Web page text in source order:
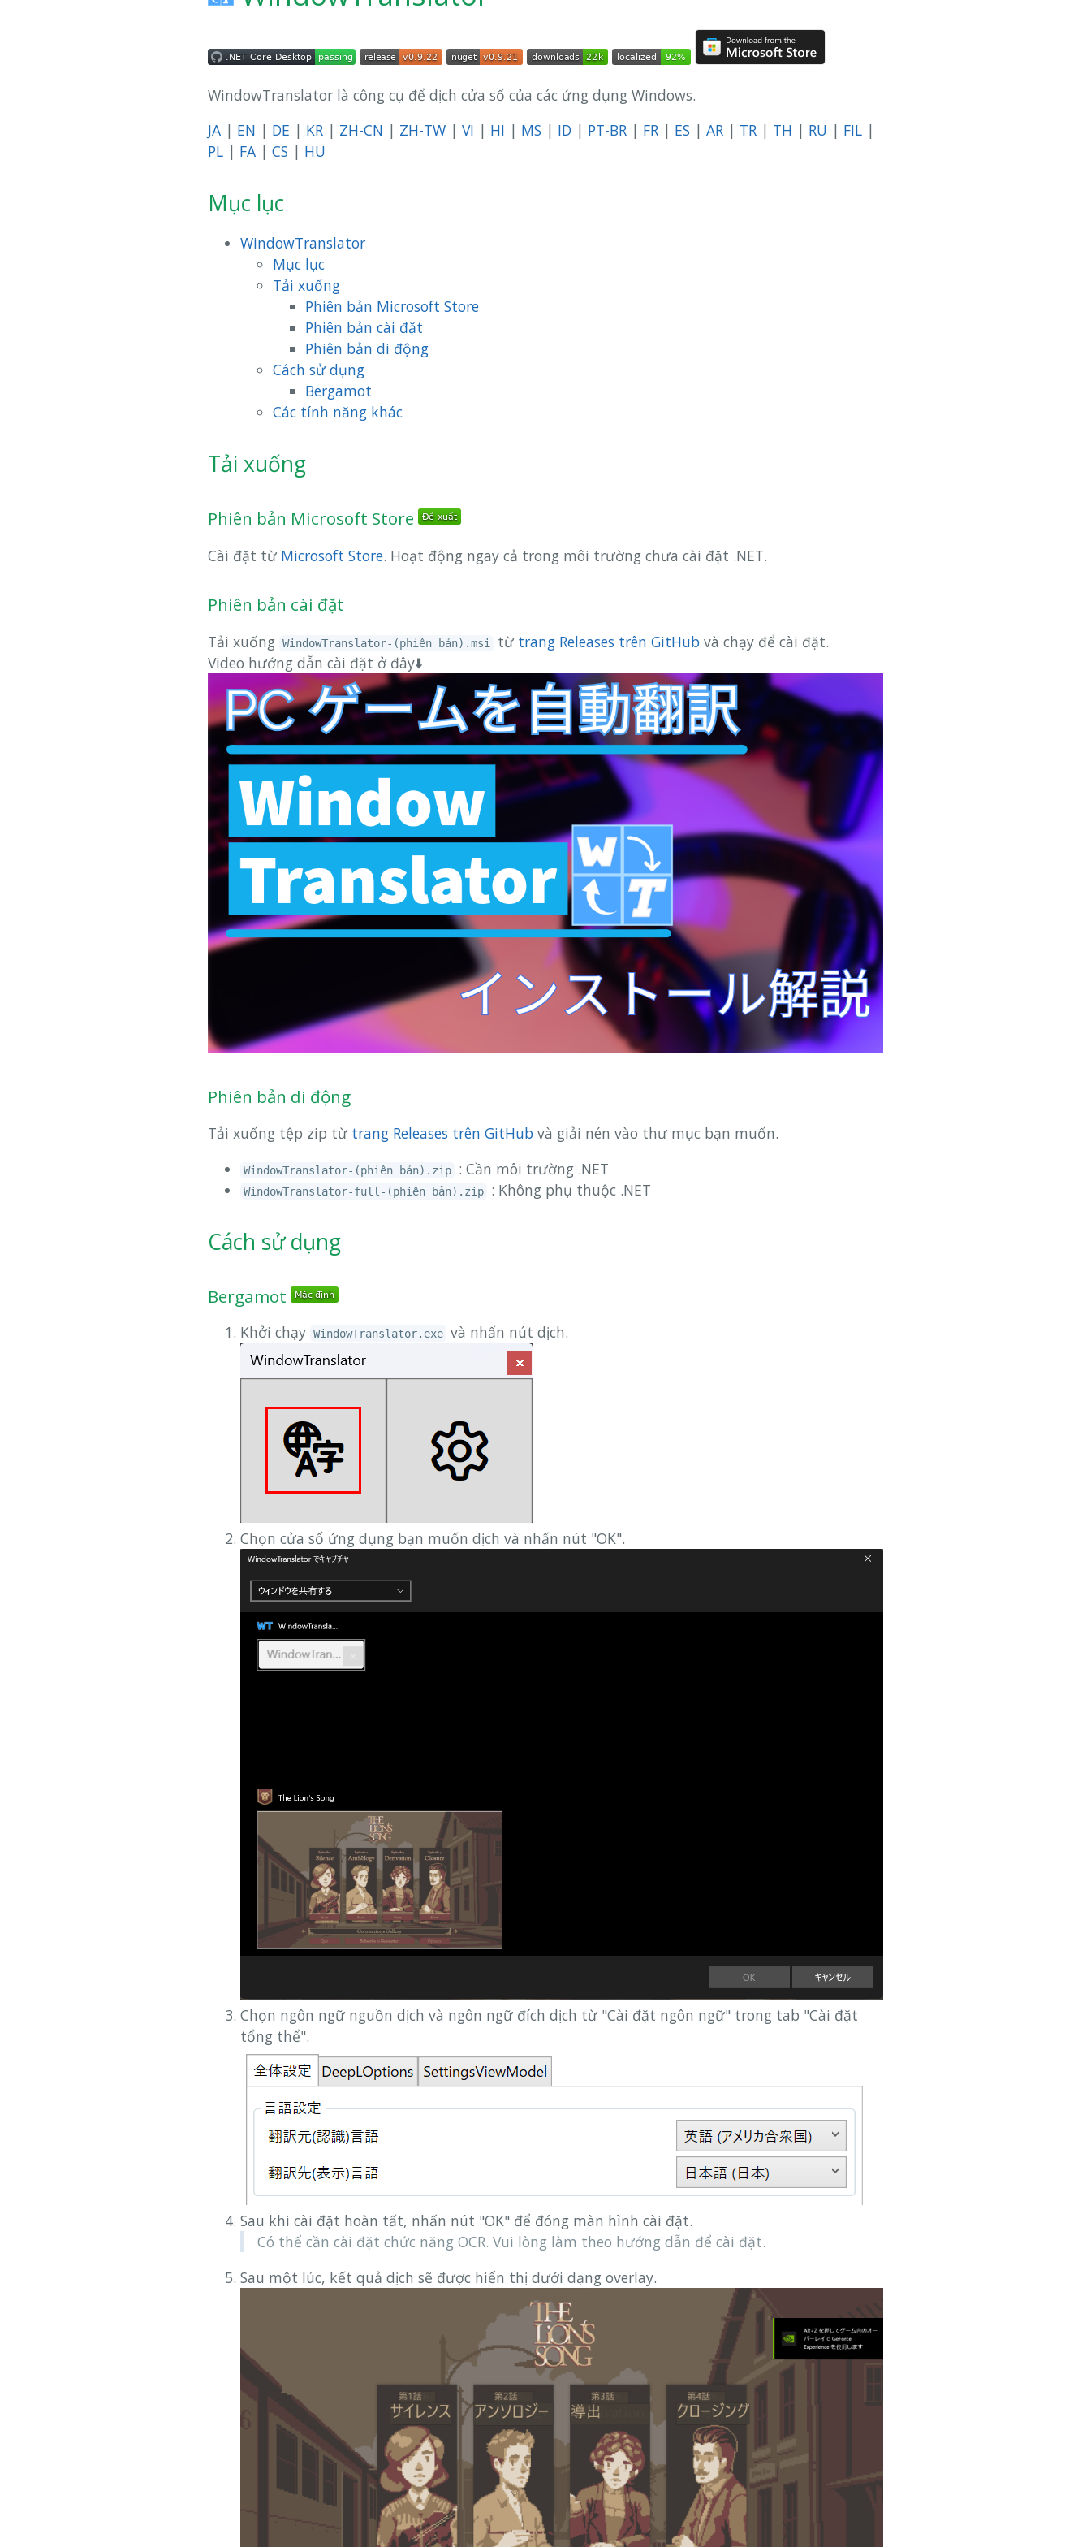
WindowTranslator là công cụ để dịch cửa sổ của các ứng dụng Windows.
JA | EN | DE | KR | ZH-CN | ZH-TW | VI | HI | MS | ID | PT-BR | FR | ES | AR | TR | TH | RU | FIL |
PL | FA | CS | HU
Mục lục
WindowTranslator
Mục lục
Tải xuống
Phiên bản Microsoft Store
Phiên bản cài đặt
Phiên bản di động
Cách sử dụng
Bergamot
Các tính năng khác
Tải xuống
Phiên bản Microsoft Store
Cài đặt từ Microsoft Store. Hoạt động ngay cả trong môi trường chưa cài đặt .NET.
Phiên bản cài đặt
Tải xuống WindowTranslator-(phiên bản).msi từ trang Releases trên GitHub và chạy để cài đặt.
Video hướng dẫn cài đặt ở đây⬇️
Phiên bản di động
Tải xuống tệp zip từ trang Releases trên GitHub và giải nén vào thư mục bạn muốn.
WindowTranslator-(phiên bản).zip : Cần môi trường .NET
WindowTranslator-full-(phiên bản).zip : Không phụ thuộc .NET
Cách sử dụng
Bergamot
Khởi chạy WindowTranslator.exe và nhấn nút dịch.
Chọn cửa sổ ứng dụng bạn muốn dịch và nhấn nút "OK".
Chọn ngôn ngữ nguồn dịch và ngôn ngữ đích dịch từ "Cài đặt ngôn ngữ" trong tab "Cài đặt
tổng thể".
Sau khi cài đặt hoàn tất, nhấn nút "OK" để đóng màn hình cài đặt.
Có thể cần cài đặt chức năng OCR. Vui lòng làm theo hướng dẫn để cài đặt.
Sau một lúc, kết quả dịch sẽ được hiển thị dưới dạng overlay.